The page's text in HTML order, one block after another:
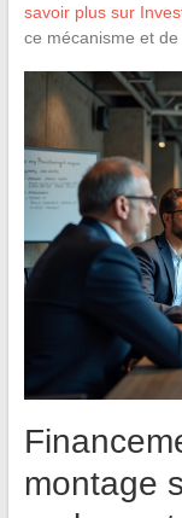
savoir plus sur
ce mécanisme et
montage